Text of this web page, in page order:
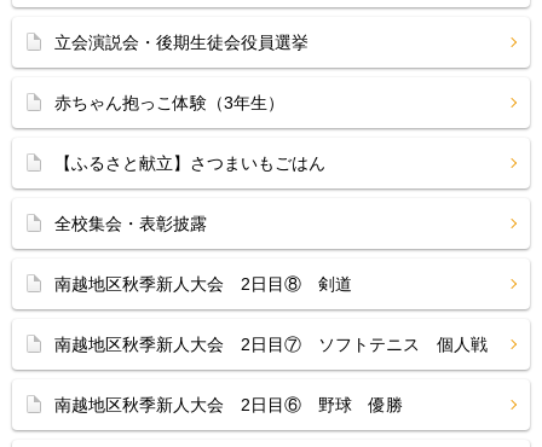
立会演説会・後期生徒会役員選挙
赤ちゃん抱っこ体験（3年生）
【ふるさと献立】さつまいもごはん
全校集会・表彰披露
南越地区秋季新人大会 2日目⑧ 剣道
南越地区秋季新人大会 2日目⑦ ソフトテニス 個人戦
南越地区秋季新人大会 2日目⑥ 野球 優勝